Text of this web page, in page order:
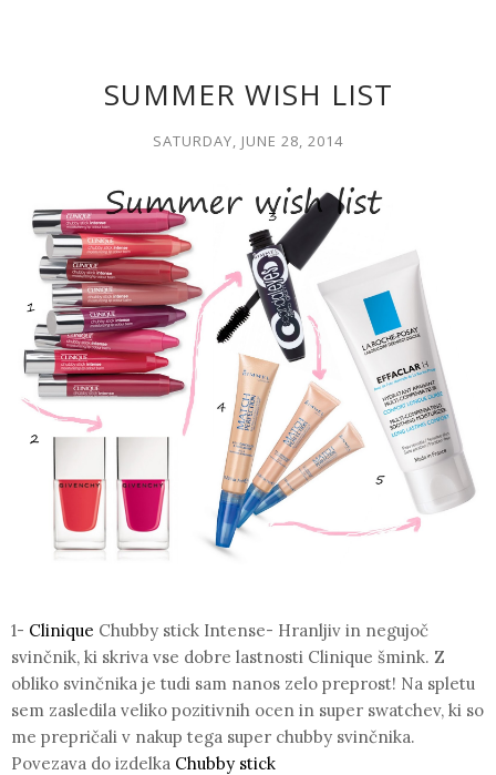
SUMMER WISH LIST
SATURDAY, JUNE 28, 2014
1- Clinique Chubby stick Intense- Hranljiv in negujoč
svinčnik, ki skriva vse dobre lastnosti Clinique šmink. Z
obliko svinčnika je tudi sam nanos zelo preprost! Na spletu
sem zasledila veliko pozitivnih ocen in super swatchev, ki so
me prepričali v nakup tega super chubby svinčnika.
Povezava do izdelka Chubby stick